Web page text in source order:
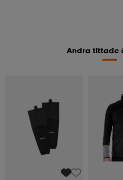
Andra tittade